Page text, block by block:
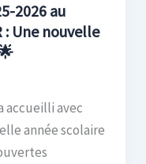
2026 au
: Une nouvelle
accueilli avec
année scolaire